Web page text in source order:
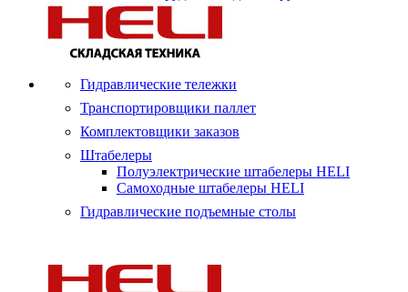
Гидравлические тележки
Транспортировщики паллет
Комплектовщики заказов
Штабелеры
Полуэлектрические штабелеры HELI
Самоходные штабелеры HELI
Гидравлические подъемные столы